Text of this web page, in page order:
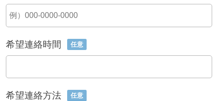
希望連絡時間 任意
希望連絡方法 任意